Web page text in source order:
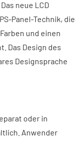
neue LCD
Panel-Technik, die
und einen
Das Design des
Designsprache
oder in
Anwender